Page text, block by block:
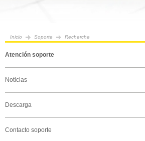
Inicio Soporte Recherche
Atención soporte
Noticias
Descarga
Contacto soporte